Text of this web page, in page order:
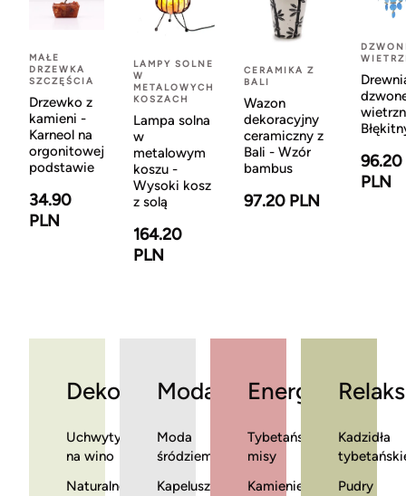
MAŁE
DRZEWKA
SZCZĘŚCIA
Drzewko z
kamieni -
Karneol na
orgonitowej
podstawie
34.90
PLN
LAMPY SOLNE
W
METALOWYCH
KOSZACH
Lampa solna
w
metalowym
koszu -
Wysoki kosz
z solą
164.20
PLN
CERAMIKA Z
BALI
Wazon
dekoracyjny
ceramiczny z
Bali - Wzór
bambus
97.20 PLN
96.20
PLN
Dekoracje
Uchwyty
na wino
Naturalne
Moda
Moda
śródziemnomorska
Kapelusze
Energia
Tybetańskie
misy
Kamienie
Relaks
Kadzidła
Pudry